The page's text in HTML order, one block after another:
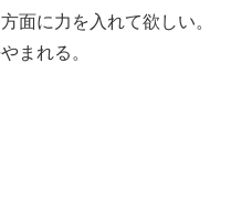
面に力を入れて欲しい。
まれる。